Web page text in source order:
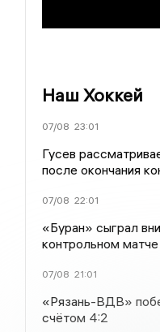
Наш Хоккей
07/08 23:01
Гусев
после окончания
07/08 22:01
«Буран» сыграл
контрольном матче
07/08 21:01
«Рязань-ВДВ»
счётом 4:2